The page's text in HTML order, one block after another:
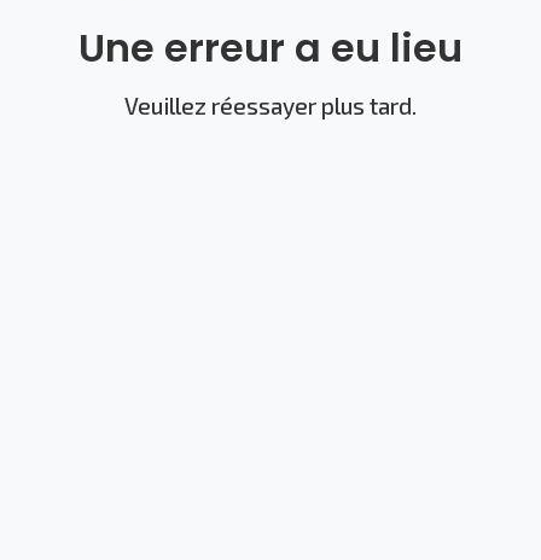
Une erreur a eu lieu
Veuillez réessayer plus tard.